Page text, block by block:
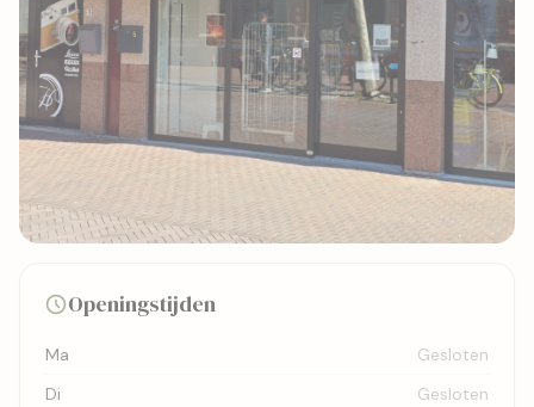
Bekijk kaart
Openingstijden
Ma
Gesloten
Di
Gesloten